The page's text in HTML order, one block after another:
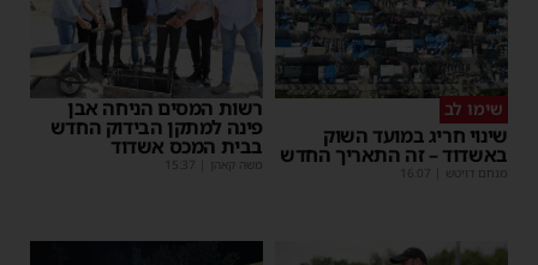
שימו לב
שינוי חריג במועד השוק
באשדוד – זה התאריך החדש
מנחם דויטש 16:07
רשות המסים הניחה אבן
פינה למתקן הבידוק החדש
בבית המכס אשדוד
משה קאהן 15:37